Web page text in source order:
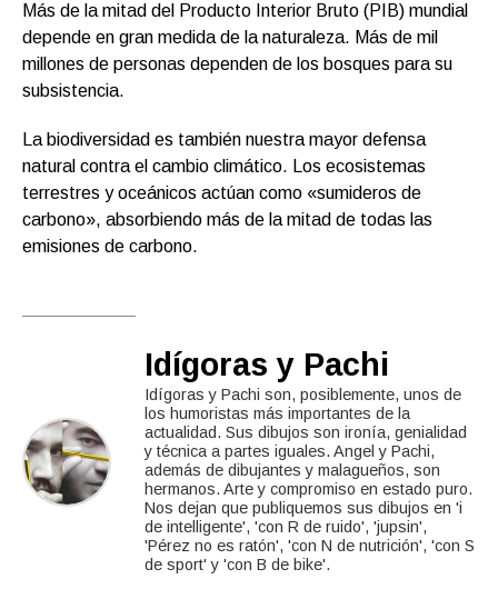
Más de la mitad del Producto Interior Bruto (PIB) mundial
depende en gran medida de la naturaleza. Más de mil
millones de personas dependen de los bosques para su
subsistencia.
La biodiversidad es también nuestra mayor defensa
natural contra el cambio climático. Los ecosistemas
terrestres y oceánicos actúan como «sumideros de
carbono», absorbiendo más de la mitad de todas las
emisiones de carbono.
Idígoras y Pachi
Idígoras y Pachi son, posiblemente, unos de
los humoristas más importantes de la
actualidad. Sus dibujos son ironía, genialidad
y técnica a partes iguales. Angel y Pachi,
además de dibujantes y malagueños, son
hermanos. Arte y compromiso en estado puro.
Nos dejan que publiquemos sus dibujos en 'i
de intelligente', 'con R de ruido', 'jupsin',
'Pérez no es ratón', 'con N de nutrición', 'con S
de sport' y 'con B de bike'.